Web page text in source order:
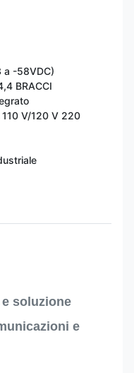
a -58VDC)
BRACCI
V/120 V 220
e soluzione
e